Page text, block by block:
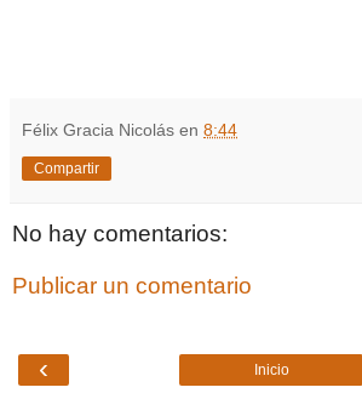
Félix Gracia Nicolás en 8:44
Compartir
No hay comentarios:
Publicar un comentario
‹ Inicio